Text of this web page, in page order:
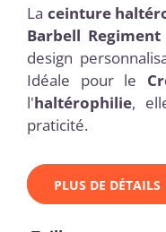
La ceinture
Barbell Regiment
design
Idéale pour le
l'haltérophilie,
praticité.
PLUS DE DÉTAILS